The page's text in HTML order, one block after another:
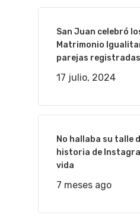
San Juan celebró
Matrimonio
parejas registradas
17 julio, 2024
No hallaba su talle
historia de
vida
7 meses ago